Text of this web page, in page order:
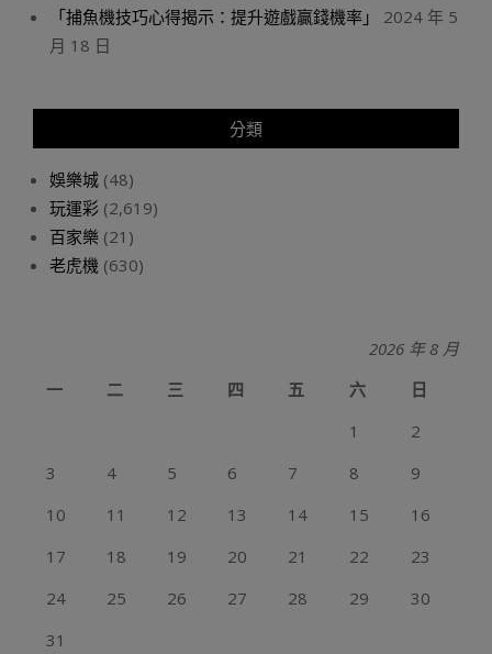
「捕魚機技巧心得揭示：提升遊戲贏錢機率」
2024 年 5
月 18 日
分類
娛樂城 (48)
玩運彩 (2,619)
百家樂 (21)
老虎機 (630)
2026 年 8 月
一
二 三 四 五 六
日
1
2
3
4 5 6 7 8
9
10
11 12 13 14 15
16
17
18 19 20 21 22
23
24
25 26 27 28 29
30
31